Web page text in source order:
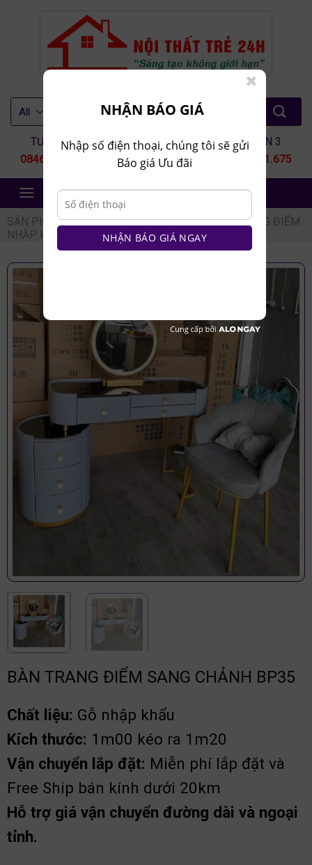
TƯ VẤN 1
0846.80.9999
TƯ VẤN 2
0935.435.286
TƯ VẤN 3
0964.651.675
NỘI THẤT TRẺ 24H
SẢN PHẨM / NỘI THẤT PHÒNG NGỦ / BÀN TRANG ĐIỂM
NHẬP KHẨU
BÀN TRANG ĐIỂM SANG CHẢNH BP35
Chất liệu: Gỗ nhập khẩu
Kích thước: 1m00 kéo ra 1m20
Vận chuyển lắp đặt: Miễn phí lắp đặt và
Free Ship bán kính dưới 20km
Hỗ trợ giá vận chuyển đường dài và ngoại
tỉnh.
NHẬN BÁO GIÁ
Nhập số điện thoại, chúng tôi sẽ gửi
Báo giá Ưu đãi
NHẬN BÁO GIÁ NGAY